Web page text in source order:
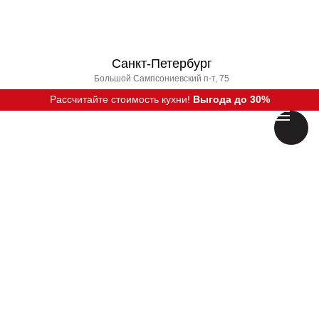
Санкт-Петербург
Большой Сампсониевский п-т, 75
Рассчитайте стоимость кухни! Выгода до 30%